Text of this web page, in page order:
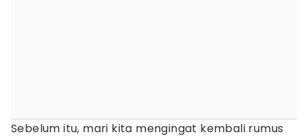
Sebelum itu, mari kita mengingat kembali rumus